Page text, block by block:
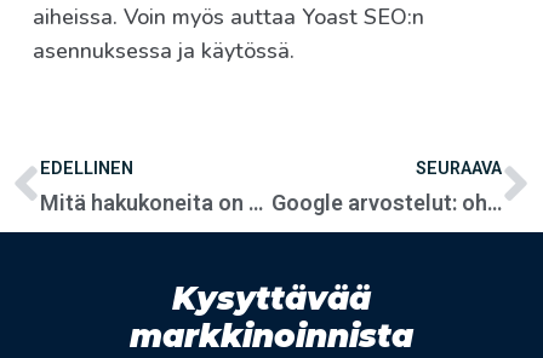
aiheissa. Voin myös auttaa Yoast SEO:n
asennuksessa ja käytössä.
EDELLINEN
Mitä hakukoneita on olemassa Googlen lisäksi?
SEURAAVA
Google arvostelut: ohje niiden hankkimiseen
Kysyttävää
markkinoinnista